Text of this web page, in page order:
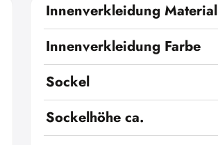
Innenverkleidung Material
Innenverkleidung Farbe
Sockel
Sockelhöhe ca.